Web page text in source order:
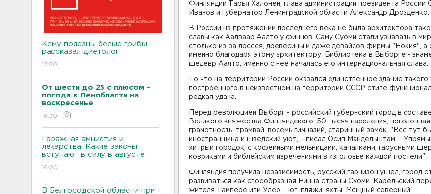
Кому полезны белые грибы,
рассказал диетолог
17:00
От шести до 25 с плюсом -
погода в Ленобласти на
воскресенье
16:30
Гаражная амнистия и
лекарства. Какие законы
вступают в силу в августе
16:00
В Белгородской области при
Финляндии Тарья Халонен, глава администрации президента России
Иванов и губернатор Ленинградской области Александр Дрозденко.
В России на протяжении последнего века не была архитектора
славы как Аалваар Аалто у финнов. Саму Суоми стали узнавать в
столько из-за лосося, древесины и даже девайсов фирмы "Нокия", а
именно благодаря этому архитектору. Библиотека в Выборге -
шедевр Аалто, именно с нее началась его интернациональная слава.
То что на территории России оказался единственное здание такого
построенного в неизвестном на территории СССР стиле
редкая удача.
Перед революцией Выборг - российский губернский город в составе
Великого княжества Финляндского: 50 тысяч населения, поголовная
грамотность, трамвай, восемь гимназий, старинный замок. "Все тут
иностранщина и шведский уют, – писал Осип Мандельштам. -
хитрый городок, с кофейными мельницами, качалками, гарусными
ковриками и библейским изречениями в изголовье каждой постели".
Финляндия получила независимость, русский гарнизон ушел, город
развиваться как своеобразная Ницца страны Суоми. Карельский
жителя Тампере или Улео – юг, пляжи, яхты. Мощный северный